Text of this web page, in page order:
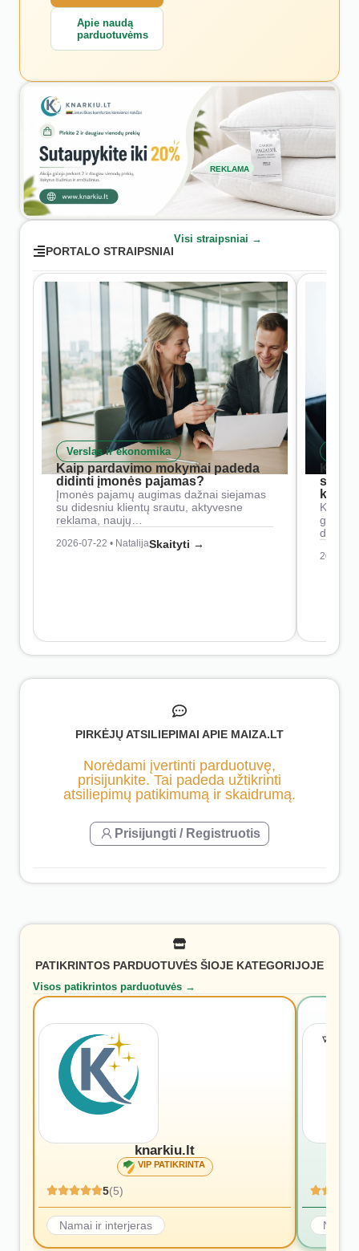
Apie naudą
parduotuvėms
REKLAMA
PORTALO STRAIPSNIAI
Visi straipsniai →
Verslas ir ekonomika
Kaip pardavimo mokymai padeda
didinti įmonės pajamas?
Įmonės pajamų augimas dažnai siejamas
su didesniu klientų srautu, aktyvesne
reklama, naujų…
2026-07-22 • NatalijaSkaityti →
Kaip
2026-
PIRKĖJŲ ATSILIEPIMAI APIE MAIZA.LT
Norėdami įvertinti parduotuvę,
prisijunkite. Tai padeda užtikrinti
atsiliepimų patikimumą ir skaidrumą.
Prisijungti / Registruotis
PATIKRINTOS PARDUOTUVĖS ŠIOJE KATEGORIJOJE
Visos patikrintos parduotuvės →
knarkiu.lt
VIP PATIKRINTA
5(5)
Namai ir interjeras